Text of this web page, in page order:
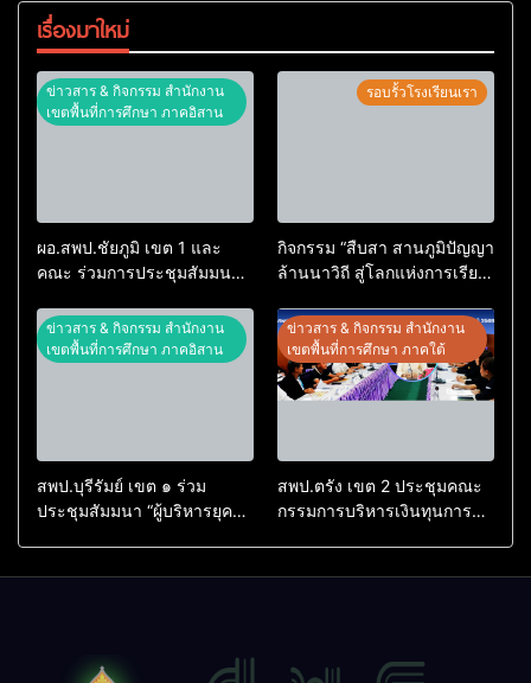
เรื่องมาใหม่
ข่าวสาร & กิจกรรม สำนักงาน
เขตพื้นที่การศึกษา ภาคอิสาน
ผอ.สพป.ชัยภูมิ เขต 1 และ
คณะ ร่วมการประชุมสัมมนา
นำการศึกษาไทยสู่อนาคต”
ประจำเขตตรวจราชการที่ 13
รอบรั้วโรงเรียนเรา
กิจกรรม “สืบสา สานภูมิปัญญา
ล้านนาวิถี สู่โลกแห่งการเรียน
ประจำปีการศึกษา 2569
ข่าวสาร & กิจกรรม สำนักงาน
เขตพื้นที่การศึกษา ภาคอิสาน
สพป.บุรีรัมย์ เขต ๑ ร่วม
ประชุมสัมมนา “ผู้บริหารยุค
ข่าวสาร & กิจกรรม สำนักงาน
เขตพื้นที่การศึกษา ภาคใต้
สพป.ตรัง เขต 2 ประชุมคณะ
กรรมการบริหารเงินทุนการ